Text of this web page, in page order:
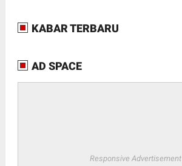
KABAR TERBARU
AD SPACE
Responsive Advertisement